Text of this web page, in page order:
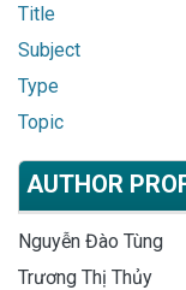
Title
Subject
Type
Topic
AUTHOR
Nguyễn Đào Tùng
Trương Thị Thủy